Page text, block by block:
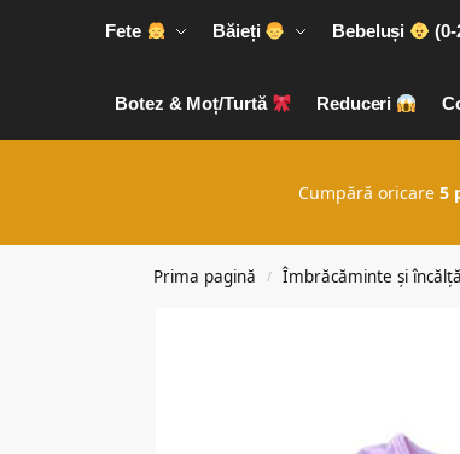
Fete Băieți Bebeluși (0-
Botez & Moț/Turtă Reduceri
Cumpără oricare 5
Prima pagină / Îmbrăcăminte și